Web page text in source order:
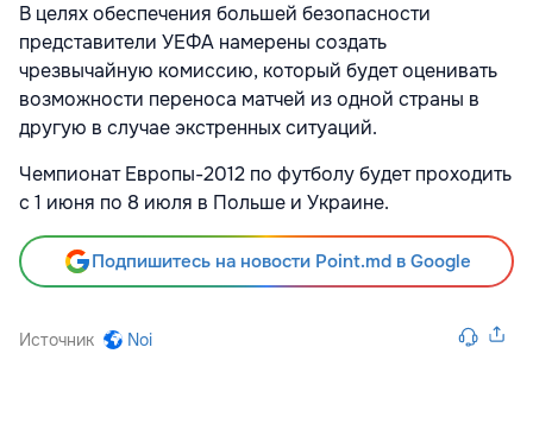
В целях обеспечения большей безопасности
представители УЕФА намерены создать
чрезвычайную комиссию, который будет оценивать
возможности переноса матчей из одной страны в
другую в случае экстренных ситуаций.
Чемпионат Европы-2012 по футболу будет проходить
с 1 июня по 8 июля в Польше и Украине.
Подпишитесь на новости Point.md в Google
Источник Noi